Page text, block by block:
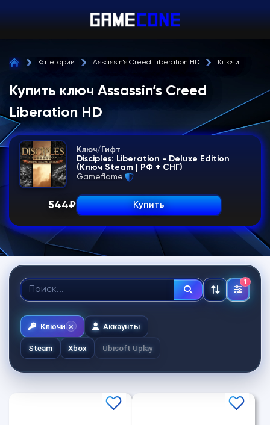
Категории Assassin’s Creed Liberation HD Ключи
Купить ключ Assassin’s Creed
Liberation HD
Ключ/Гифт
Disciples: Liberation - Deluxe Edition
(Ключ Steam | РФ + СНГ)
Gameflame
544₽ Купить
1
Ключи Аккаунты
Steam Xbox Ubisoft Uplay